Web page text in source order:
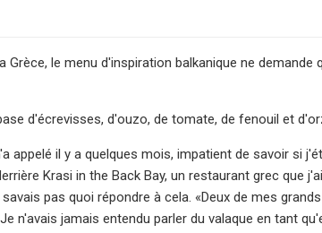
Grèce, le menu d'inspiration balkanique ne
d'écrevisses, d'ouzo, de tomate, de fenouil et
appelé il y a quelques mois, impatient de savoir si
Krasi in the Back Bay, un restaurant grec que
pas quoi répondre à cela. «Deux de mes
n'avais jamais entendu parler du valaque en tant